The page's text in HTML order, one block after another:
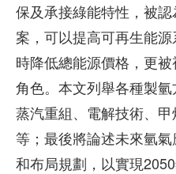
保及承接綠能特性，被
案，可以提高可再生能
時降低總能源價格，更
角色。本文列舉各種製氫
蒸汽重組、電解技術、
等；最後將論述未來氫
和布局規劃，以實現2050